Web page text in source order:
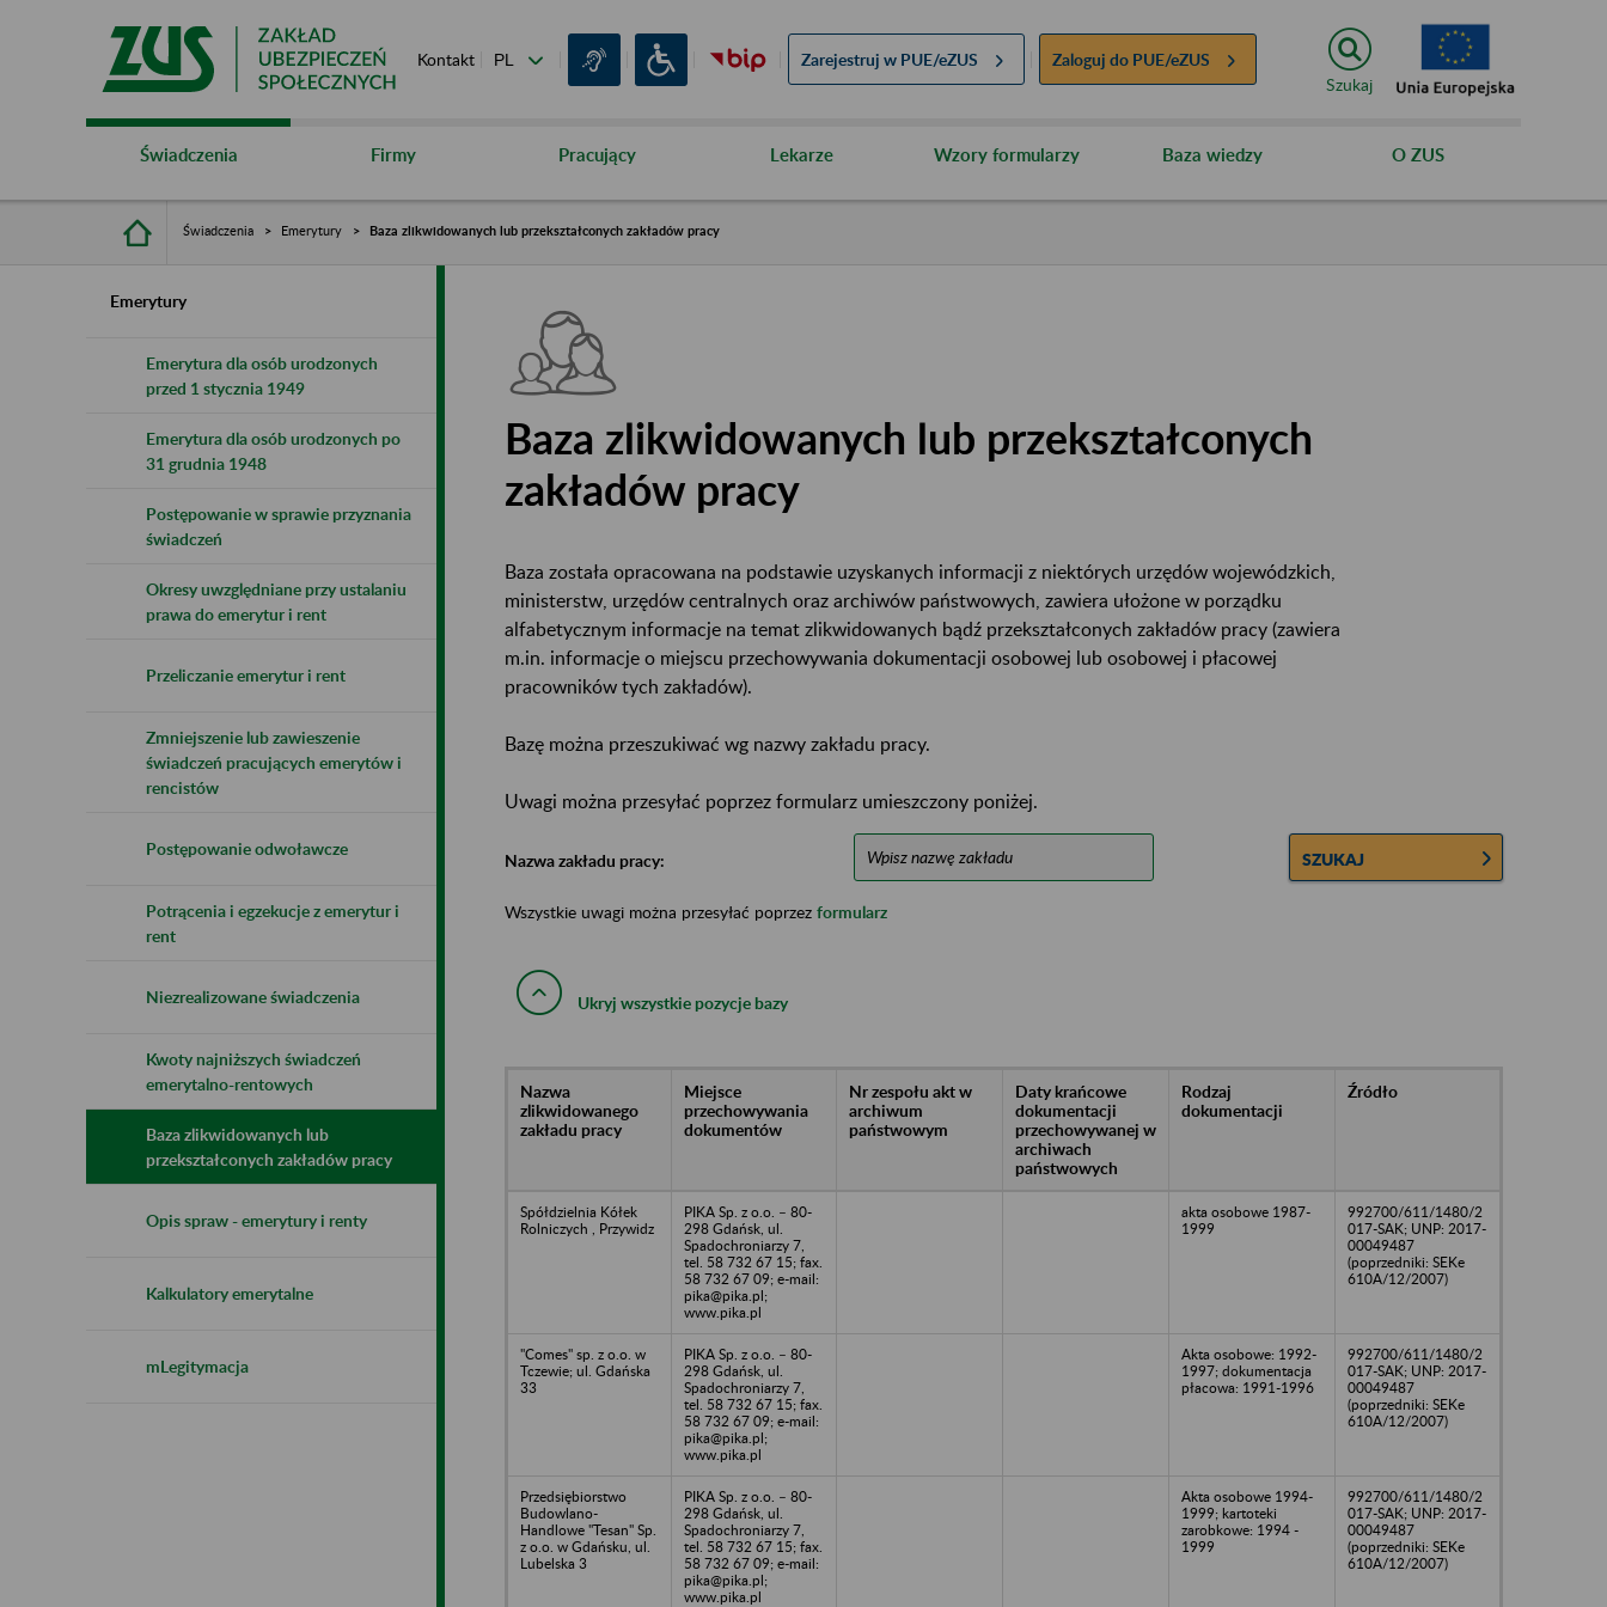
Kontakt Zarejestruj w PUE/eZUS Zaloguj do PUE/eZUS
Szukaj
Świadczenia Firmy Pracujący Lekarze Wzory formularzy Baza wiedzy O ZUS
Świadczenia Emerytury Baza zlikwidowanych lub przekształconych zakładów pracy
Emerytury
Emerytura dla osób urodzonych
przed 1 stycznia 1949
Emerytura dla osób urodzonych po
31 grudnia 1948
Postępowanie w sprawie przyznania
świadczeń
Okresy uwzględniane przy ustalaniu
prawa do emerytur i rent
Przeliczanie emerytur i rent
Zmniejszenie lub zawieszenie
świadczeń pracujących emerytów i
rencistów
Postępowanie odwoławcze
Potrącenia i egzekucje z emerytur i
rent
Niezrealizowane świadczenia
Kwoty najniższych świadczeń
emerytalno-rentowych
Baza zlikwidowanych lub
przekształconych zakładów pracy
Opis spraw - emerytury i renty
Kalkulatory emerytalne
mLegitymacja
Baza zlikwidowanych lub przekształconych
zakładów pracy
Baza została opracowana na podstawie uzyskanych informacji z niektórych urzędów wojewódzkich,
ministerstw, urzędów centralnych oraz archiwów państwowych, zawiera ułożone w porządku
alfabetycznym informacje na temat zlikwidowanych bądź przekształconych zakładów pracy (zawiera
m.in. informacje o miejscu przechowywania dokumentacji osobowej lub osobowej i płacowej
pracowników tych zakładów).
Bazę można przeszukiwać wg nazwy zakładu pracy.
Uwagi można przesyłać poprzez formularz umieszczony poniżej.
Nazwa zakładu pracy: SZUKAJ
Wszystkie uwagi można przesyłać poprzez formularz
Ukryj wszystkie pozycje bazy
Nazwa
zlikwidowanego
zakładu pracy
Miejsce
przechowywania
dokumentów
Nr zespołu akt w
archiwum
państwowym
Daty krańcowe
dokumentacji
przechowywanej w
archiwach
państwowych
Rodzaj
dokumentacji
Źródło
Spółdzielnia Kółek
Rolniczych , Przywidz
PIKA Sp. z o.o. – 80-
298 Gdańsk, ul.
Spadochroniarzy 7,
tel. 58 732 67 15; fax.
58 732 67 09; e-mail:
pika@pika.pl;
www.pika.pl
akta osobowe 1987-
1999
992700/611/1480/2
017-SAK; UNP: 2017-
00049487
(poprzedniki: SEKe
610A/12/2007)
"Comes" sp. z o.o. w
Tczewie; ul. Gdańska
33
PIKA Sp. z o.o. – 80-
298 Gdańsk, ul.
Spadochroniarzy 7,
tel. 58 732 67 15; fax.
58 732 67 09; e-mail:
pika@pika.pl;
www.pika.pl
Akta osobowe: 1992-
1997; dokumentacja
płacowa: 1991-1996
992700/611/1480/2
017-SAK; UNP: 2017-
00049487
(poprzedniki: SEKe
610A/12/2007)
Przedsiębiorstwo
Budowlano-
Handlowe "Tesan" Sp.
z o.o. w Gdańsku, ul.
Lubelska 3
PIKA Sp. z o.o. – 80-
298 Gdańsk, ul.
Spadochroniarzy 7,
tel. 58 732 67 15; fax.
58 732 67 09; e-mail:
pika@pika.pl;
www.pika.pl
Akta osobowe 1994-
1999; kartoteki
zarobkowe: 1994 -
1999
992700/611/1480/2
017-SAK; UNP: 2017-
00049487
(poprzedniki: SEKe
610A/12/2007)